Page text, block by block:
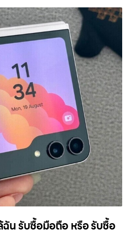
ฉัน รับซื้อมือถือ หรือ รับซื้อ